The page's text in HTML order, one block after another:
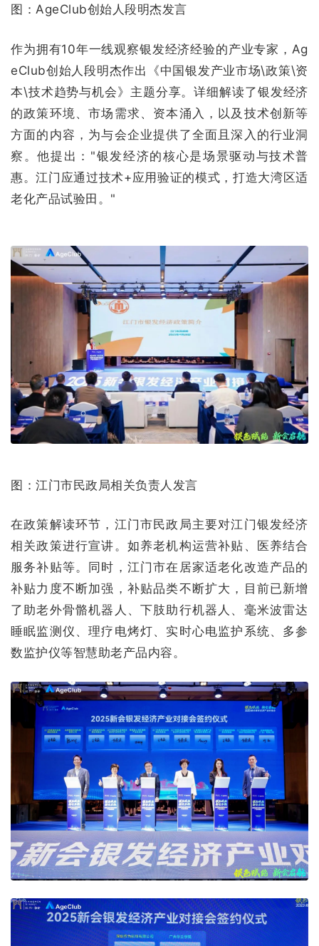
图：AgeClub创始人段明杰发言
作为拥有10年一线观察银发经济经验的产业专家，Ag
eClub创始人段明杰作出《中国银发产业市场\政策\资
本\技术趋势与机会》主题分享。详细解读了银发经济
的政策环境、市场需求、资本涌入，以及技术创新等
方面的内容，为与会企业提供了全面且深入的行业洞
察。他提出："银发经济的核心是场景驱动与技术普
惠。江门应通过技术+应用验证的模式，打造大湾区适
老化产品试验田。"
图：江门市民政局相关负责人发言
在政策解读环节，江门市民政局主要对江门银发经济
相关政策进行宣讲。如养老机构运营补贴、医养结合
服务补贴等。同时，江门市在居家适老化改造产品的
补贴力度不断加强，补贴品类不断扩大，目前已新增
了助老外骨骼机器人、下肢助行机器人、毫米波雷达
睡眠监测仪、理疗电烤灯、实时心电监护系统、多参
数监护仪等智慧助老产品内容。